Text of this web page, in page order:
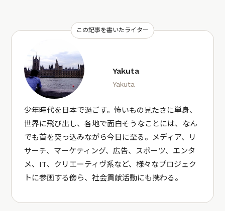
この記事を書いたライター
Yakuta
Yakuta
少年時代を日本で過ごす。怖いもの見たさに単身、
世界に飛び出し、各地で面白そうなことには、なん
でも首を突っ込みながら今日に至る。メディア、リ
サーチ、マーケティング、広告、スポーツ、エンタ
メ、IT、クリエーティヴ系など、様々なプロジェク
トに参画する傍ら、社会貢献活動にも携わる。